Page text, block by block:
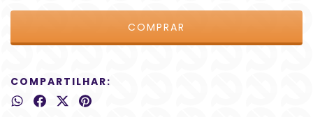
COMPARTILHAR: